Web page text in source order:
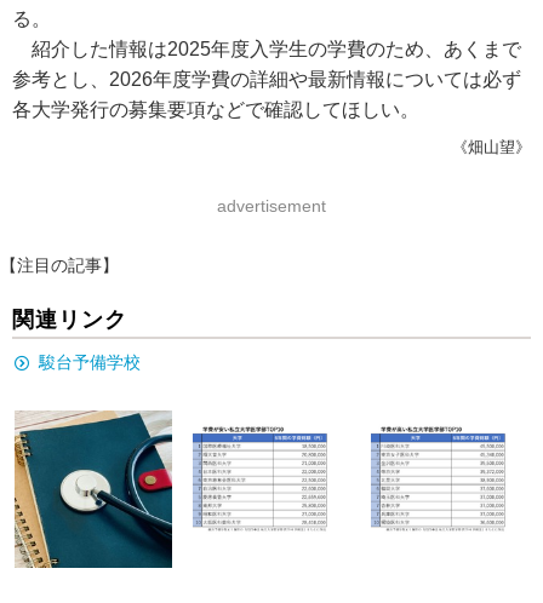
る。
紹介した情報は2025年度入学生の学費のため、あくまで
参考とし、2026年度学費の詳細や最新情報については必ず
各大学発行の募集要項などで確認してほしい。
《畑山望》
advertisement
【注目の記事】
関連リンク
駿台予備学校